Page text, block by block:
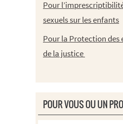
Pour
sexuels sur les enfants
Pour la Protection des
de la justice
POUR VOUS OU UN